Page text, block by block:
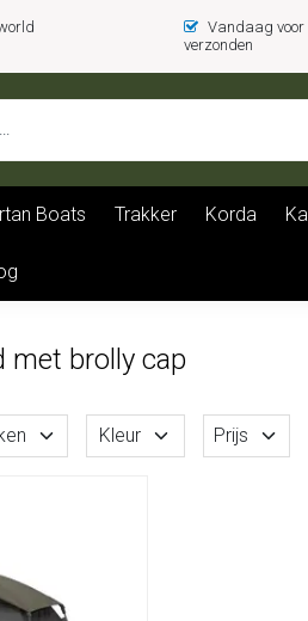
Vandaag
verzonden
Boats Trakker Korda
met brolly cap
Kleur Prijs